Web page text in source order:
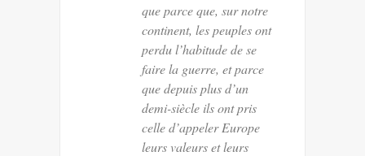
que parce que, sur notre
continent, les peuples ont
perdu l’habitude de se
faire la guerre, et parce
que depuis plus d’un
demi-siècle ils ont pris
celle d’appeler Europe
leurs valeurs et leurs